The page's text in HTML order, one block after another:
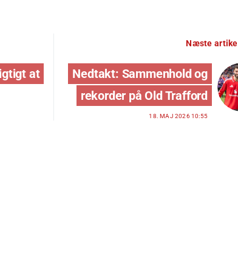
at
Næste artikel
Nedtakt: Sammenhold og
rekorder på Old Trafford
18. MAJ 2026 10:55